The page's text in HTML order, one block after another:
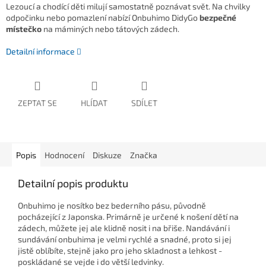
Lezoucí a chodící děti milují samostatně poznávat svět. Na chvilky
odpočinku nebo pomazlení nabízí Onbuhimo DidyGobezpečné
místečko na máminých nebo tátových zádech.
Detailní informace
ZEPTAT SE HLÍDAT SDÍLET
Popis Hodnocení Diskuze Značka
Detailní popis produktu
Onbuhimo je nosítko bez bederního pásu, původně
pocházející z Japonska. Primárně je určené k nošení dětí na
zádech, můžete jej ale klidně nosit i na břiše. Nandávání i
sundávání onbuhima je velmi rychlé a snadné, proto si jej
jistě oblíbíte, stejně jako pro jeho skladnost a lehkost -
poskládané se vejde i do větší ledvinky.